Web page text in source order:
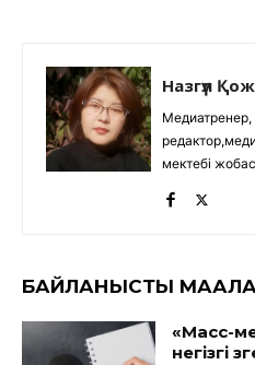
Назгүл
мектебі
БАЙЛАНЫСТЫ
«Масс-
негізгі